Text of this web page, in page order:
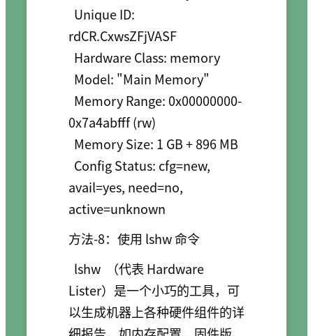
rdCR.CxwsZFjVASF
0x7a4abfff (rw)
avail=yes, need=no,
active=unknown
方法-8：使用 lshw 命令
lshw
（代表 Hardware
Lister）是一个小巧的工具，可
以生成机器上各种硬件组件的详